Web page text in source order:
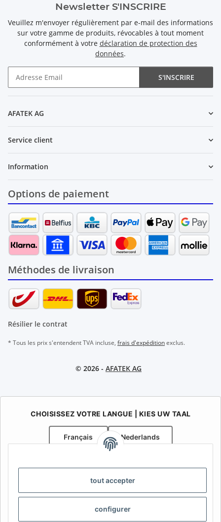
tout accepter
configurer
Newsletter S'INSCRIRE
Veuillez m'envoyer régulièrement par e-mail des informations
sur votre gamme de produits, révocables à tout moment
conformément à votre déclaration de protection des
données.
S'INSCRIRE
AFATEK AG
Service client
Information
Options de paiement
Méthodes de livraison
Résilier le contrat
* Tous les prix s'entendent TVA incluse, frais d'expéditionexclus.
© 2026 - AFATEK AG
CHOISISSEZ VOTRE LANGUE | KIES UW TAAL
Français Nederlands
specialist in onderdelen voor aanhangwagens
Contact:info@afatek.com